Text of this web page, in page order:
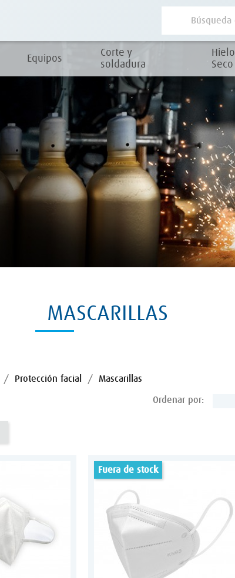
Equipos
Corte y
soldadura
Hielo
Seco
MASCARILLAS
Protección facial Mascarillas
Ordenar por:
fuera de stock